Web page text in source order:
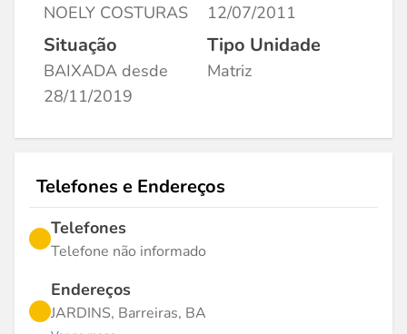
NOELY COSTURAS 12/07/2011
Situação
BAIXADA desde
28/11/2019
Tipo Unidade
Matriz
Telefones e Endereços
Telefones
Telefone não informado
Endereços
JARDINS, Barreiras, BA